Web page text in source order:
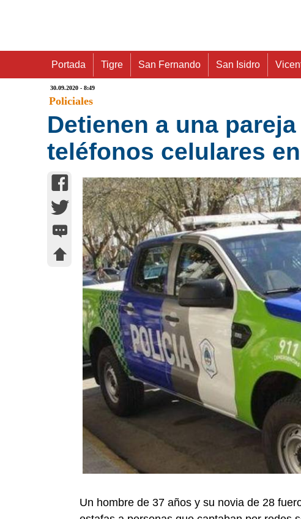
Portada Tigre San Fernando San Isidro
30.09.2020 - 8:49
Policiales
Detienen a una
teléfonos celulares
Un hombre de 37 años y su novia de 28